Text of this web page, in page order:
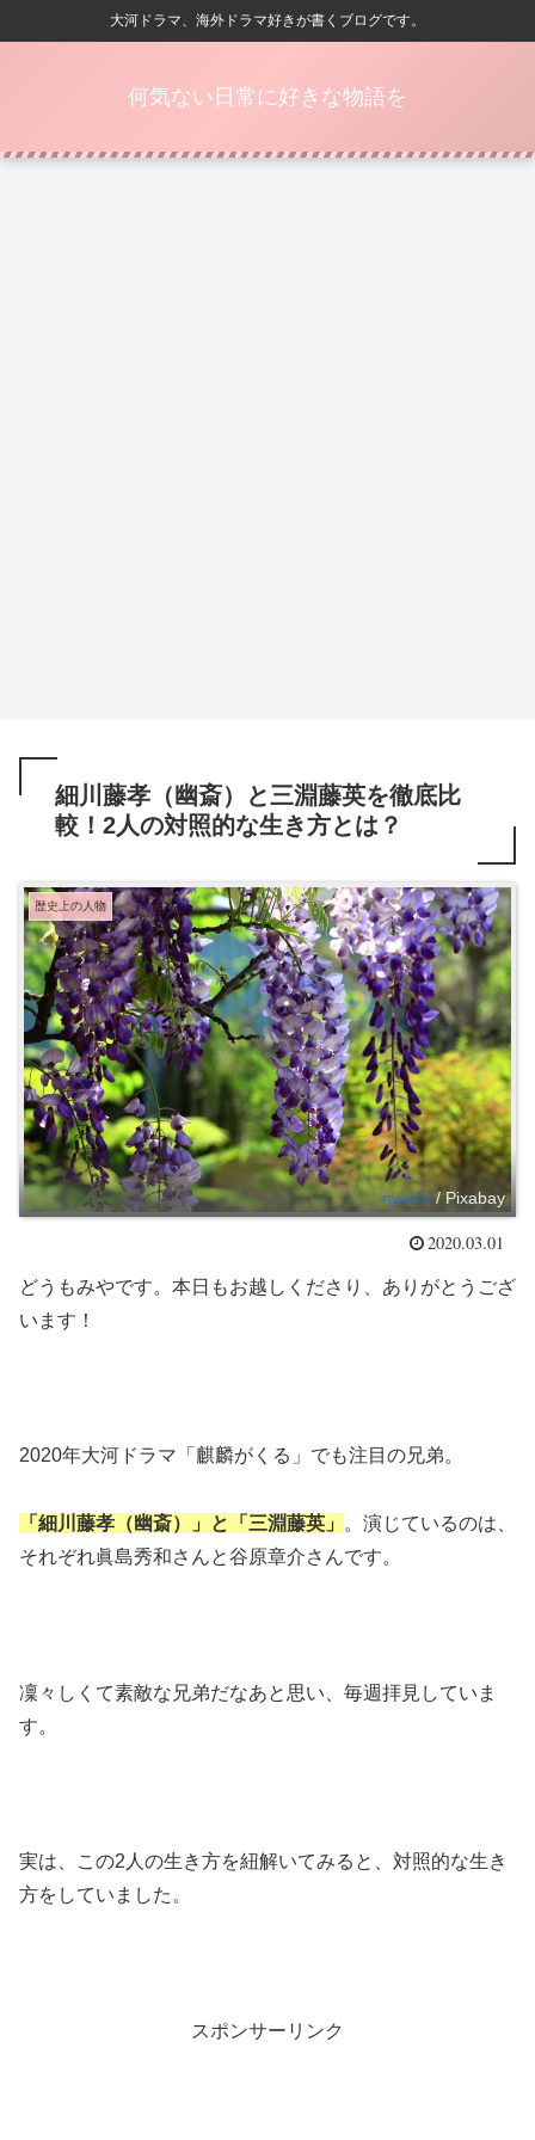
大河ドラマ、海外ドラマ好きが書くブログです。
何気ない日常に好きな物語を
細川藤孝（幽斎）と三淵藤英を徹底比
較！2人の対照的な生き方とは？
歴史上の人物
nyochi/ Pixabay
2020.03.01
どうもみやです。本日もお越しくださり、ありがとうござ
います！
2020年大河ドラマ「麒麟がくる」でも注目の兄弟。
「細川藤孝（幽斎）」と「三淵藤英」
。演じているのは、
それぞれ眞島秀和さんと谷原章介さんです。
凜々しくて素敵な兄弟だなあと思い、毎週拝見していま
す。
実は、この2人の生き方を紐解いてみると、対照的な生き
方をしていました。
スポンサーリンク